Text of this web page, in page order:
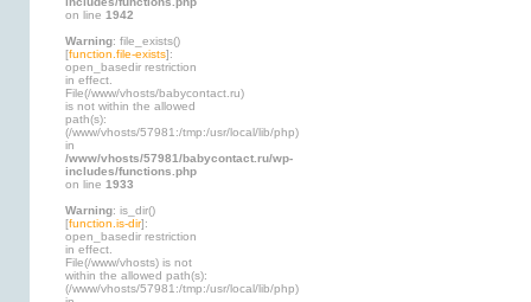
on line 1942
Warning: file_exists()
[function.file-exists]:
open_basedir restriction
in effect.
File(/www/vhosts/babycontact.ru)
is not within the allowed
path(s):
(/www/vhosts/57981:/tmp:/usr/local/lib/php)
in
/www/vhosts/57981/babycontact.ru/wp-
includes/functions.php
on line 1933
Warning: is_dir()
[function.is-dir]:
open_basedir restriction
in effect.
File(/www/vhosts) is not
within the allowed path(s):
(/www/vhosts/57981:/tmp:/usr/local/lib/php)